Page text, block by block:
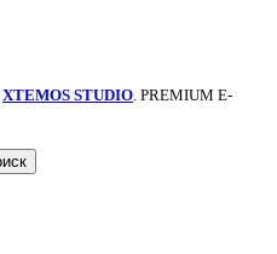
XTEMOS STUDIO . PREMIUM E-